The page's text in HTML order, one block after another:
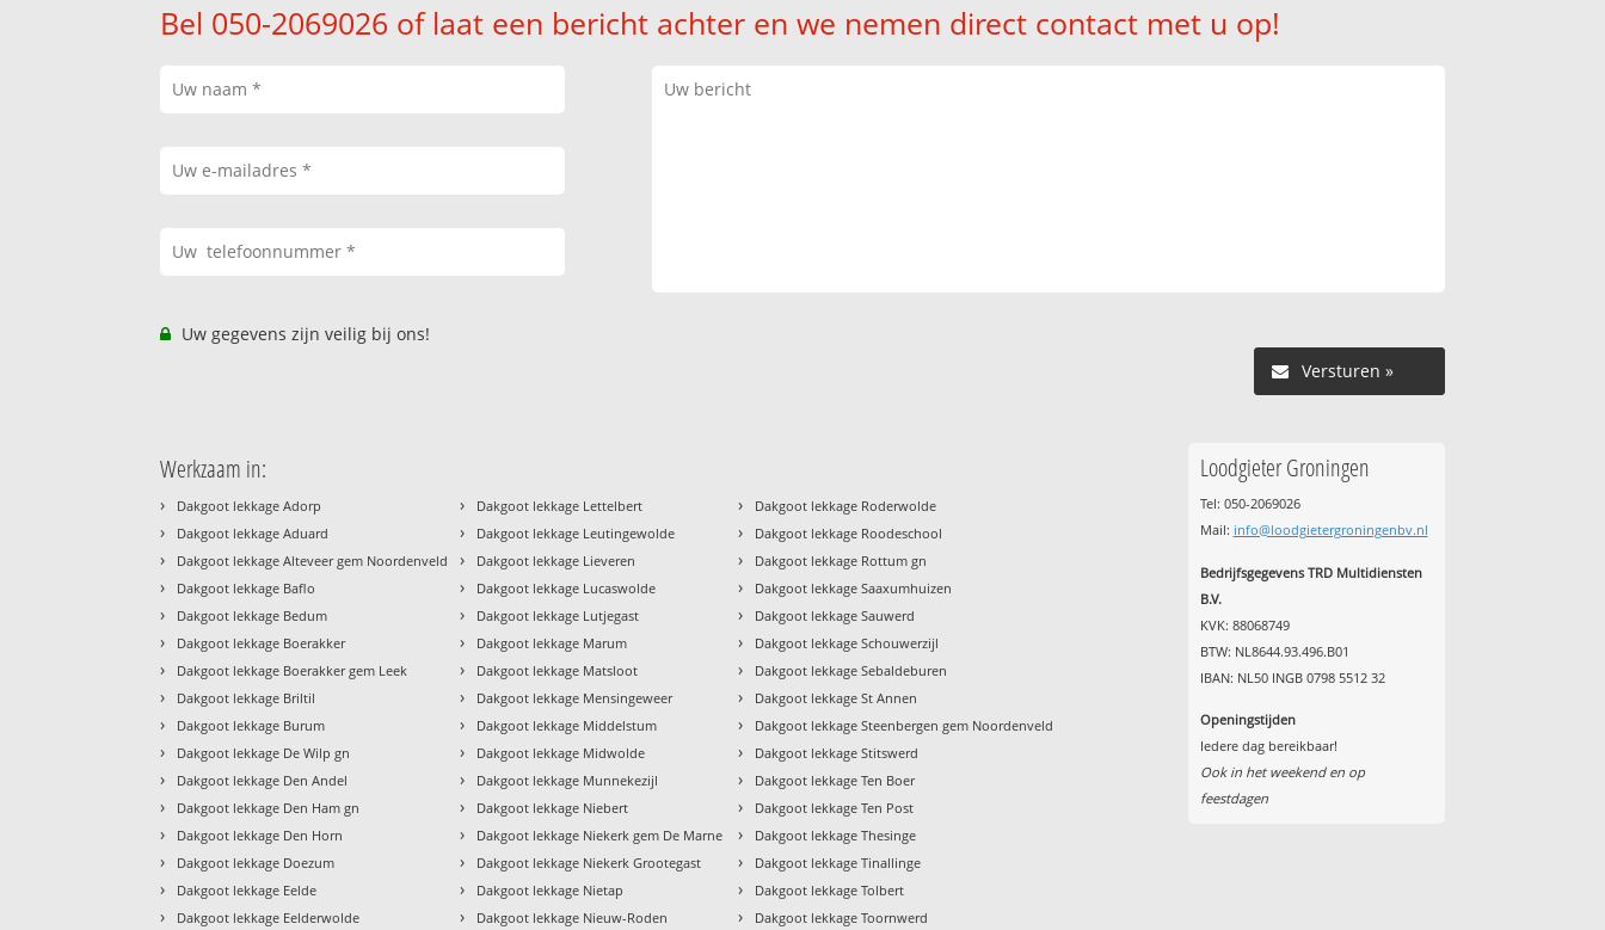
Bel 050-2069026 of laat een bericht achter en we nemen direct contact met u op!
Uw gegevens zijn veilig bij ons!
Versturen »
Werkzaam in:
› Dakgoot lekkage Adorp
› Dakgoot lekkage Aduard
› Dakgoot lekkage Alteveer gem Noordenveld
› Dakgoot lekkage Baflo
› Dakgoot lekkage Bedum
› Dakgoot lekkage Boerakker
› Dakgoot lekkage Boerakker gem Leek
› Dakgoot lekkage Briltil
› Dakgoot lekkage Burum
› Dakgoot lekkage De Wilp gn
› Dakgoot lekkage Den Andel
› Dakgoot lekkage Den Ham gn
› Dakgoot lekkage Den Horn
› Dakgoot lekkage Doezum
› Dakgoot lekkage Eelde
› Dakgoot lekkage Eelderwolde
› Dakgoot lekkage Lettelbert
› Dakgoot lekkage Leutingewolde
› Dakgoot lekkage Lieveren
› Dakgoot lekkage Lucaswolde
› Dakgoot lekkage Lutjegast
› Dakgoot lekkage Marum
› Dakgoot lekkage Matsloot
› Dakgoot lekkage Mensingeweer
› Dakgoot lekkage Middelstum
› Dakgoot lekkage Midwolde
› Dakgoot lekkage Munnekezijl
› Dakgoot lekkage Niebert
› Dakgoot lekkage Niekerk gem De Marne
› Dakgoot lekkage Niekerk Grootegast
› Dakgoot lekkage Nietap
› Dakgoot lekkage Nieuw-Roden
› Dakgoot lekkage Roderwolde
› Dakgoot lekkage Roodeschool
› Dakgoot lekkage Rottum gn
› Dakgoot lekkage Saaxumhuizen
› Dakgoot lekkage Sauwerd
› Dakgoot lekkage Schouwerzijl
› Dakgoot lekkage Sebaldeburen
› Dakgoot lekkage St Annen
› Dakgoot lekkage Steenbergen gem Noordenveld
› Dakgoot lekkage Stitswerd
› Dakgoot lekkage Ten Boer
› Dakgoot lekkage Ten Post
› Dakgoot lekkage Thesinge
› Dakgoot lekkage Tinallinge
› Dakgoot lekkage Tolbert
› Dakgoot lekkage Toornwerd
Loodgieter Groningen
Tel: 050-2069026
Mail: info@loodgietergroningenbv.nl
Bedrijfsgegevens TRD Multidiensten
B.V.
KVK: 88068749
BTW: NL8644.93.496.B01
IBAN: NL50 INGB 0798 5512 32
Openingstijden
Iedere dag bereikbaar!
Ook in het weekend en op
feestdagen